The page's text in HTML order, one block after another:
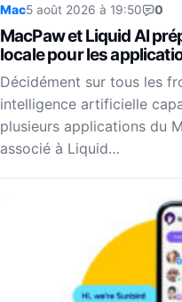
Mac5 août 2026 à 19:50 0
MacPaw et Liquid AI
locale pour les
Décidément sur tous les
intelligence artificielle
plusieurs applications du
associé à Liquid…